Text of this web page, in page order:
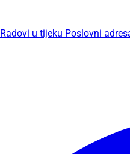
Radovi u tijeku Poslovni